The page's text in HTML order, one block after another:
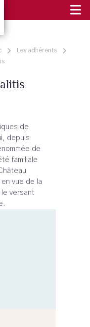
Les adhérents
de
depuis
de
familiale
vue de la
versant